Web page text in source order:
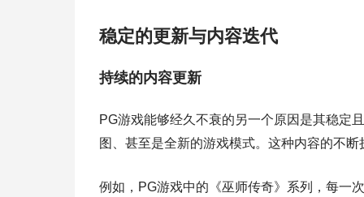
稳定的更新与内容迭代
持续的内容更新
PG游戏能够经久不衰的另一个原因是其稳定
图、甚至是全新的游戏模式。这种内容的不
例如，PG游戏中的《巫师传奇》系列，每一